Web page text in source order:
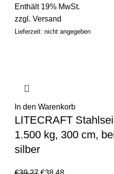
Enthält 19% MwSt.
zzgl. Versand
Lieferzeit: nicht angegeben
In den Warenkorb
LITECRAFT
1.500 kg, 300 cm,
silber